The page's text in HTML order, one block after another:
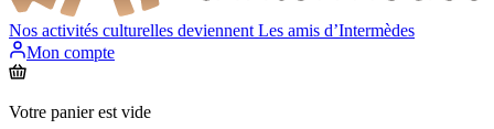
Nos activités culturelles deviennent Les amis d’Intermèdes
Mon compte
Votre panier est vide